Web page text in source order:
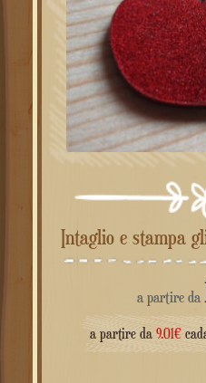
Intaglio e stampa
a partire da
a partire da 9.01€